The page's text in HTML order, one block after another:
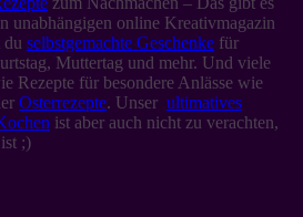
unabhängigen online Kreativmagazin
du selbstgemachte Geschenke für
Muttertag und mehr. Und viele
Rezepte für besondere Anlässe wie
Osterrezepte. Unser ultimatives
ist aber auch nicht zu verachten,
;)